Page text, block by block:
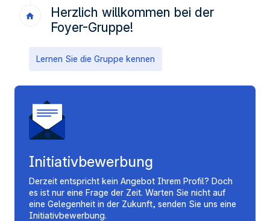
Herzlich willkommen bei der
Foyer-Gruppe!
Lernen Sie die Gruppe kennen
Initiativbewerbung
Derzeit entspricht kein Angebot Ihrem Profil? Doch
es ist nur eine Frage der Zeit. Warten Sie nicht auf
eine Gelegenheit in der Zukunft, senden Sie uns eine
Initiativbewerbung.